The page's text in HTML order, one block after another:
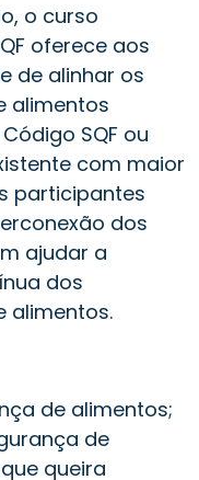
o curso
oferece aos
de alinhar os
alimentos
SQF ou
com maior
participantes
dos
ajudar a
dos
alimentos.
de alimentos;
de
queira